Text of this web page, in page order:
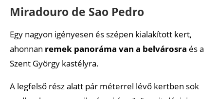
Miradouro de Sao Pedro
Egy nagyon igényesen és szépen kialakított kert,
ahonnan remek panoráma van a belvárosra és a
Szent György kastélyra.
A legfelső rész alatt pár méterrel lévő kertben sok